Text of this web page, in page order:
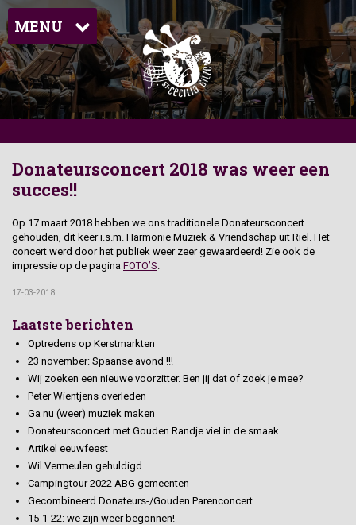
MENU
Donateursconcert 2018 was weer een
succes!!
Op 17 maart 2018 hebben we ons traditionele Donateursconcert
gehouden, dit keer i.s.m. Harmonie Muziek & Vriendschap uit Riel. Het
concert werd door het publiek weer zeer gewaardeerd! Zie ook de
impressie op de pagina FOTO’S.
17-03-2018
Laatste berichten
Optredens op Kerstmarkten
23 november: Spaanse avond !!!
Wij zoeken een nieuwe voorzitter. Ben jij dat of zoek je mee?
Peter Wientjens overleden
Ga nu (weer) muziek maken
Donateursconcert met Gouden Randje viel in de smaak
Artikel eeuwfeest
Wil Vermeulen gehuldigd
Campingtour 2022 ABG gemeenten
Gecombineerd Donateurs-/Gouden Parenconcert
15-1-22: we zijn weer begonnen!